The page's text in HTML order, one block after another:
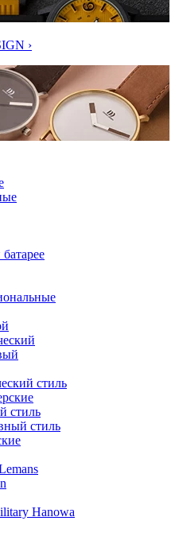
›
стиль
стиль
стиль
Hanowa